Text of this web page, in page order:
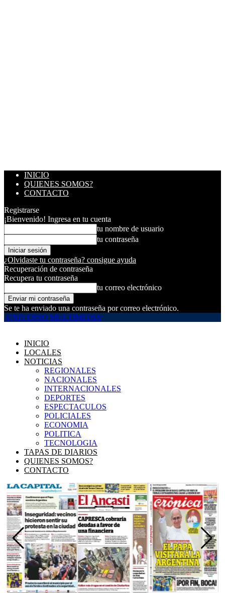
INICIO
QUIENES SOMOS?
CONTACTO
Registrarse
¡Bienvenido! Ingresa en tu cuenta
tu nombre de usuario
tu contraseña
¿Olvidaste tu contraseña? consigue ayuda
Recuperación de contraseña
Recupera tu contraseña
tu correo electrónico
Se te ha enviado una contraseña por correo electrónico.
UNIVERSO MULTIMEDIA
INICIO
LOCALES
NOTICIAS
REGIONALES
NACIONALES
INTERNACIONALES
DEPORTES
ESPECTACULOS
POLICIALES
ECONOMIA
POLITICA
TECNOLOGIA
TAPAS DE DIARIOS
QUIENES SOMOS?
CONTACTO